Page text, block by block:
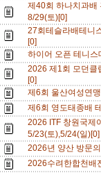
제40회 하나치과배
8/29(토)[0]
27회테슬라배테니
[0]
하이어 오픈 테니
2026 제1회 모던클
[0]
제6회 울산여성연
제6회 영도태종배
2026 ITF 창원국제
5/23(토),5/24(일
2026년 양산 방문
2026수려한합천배